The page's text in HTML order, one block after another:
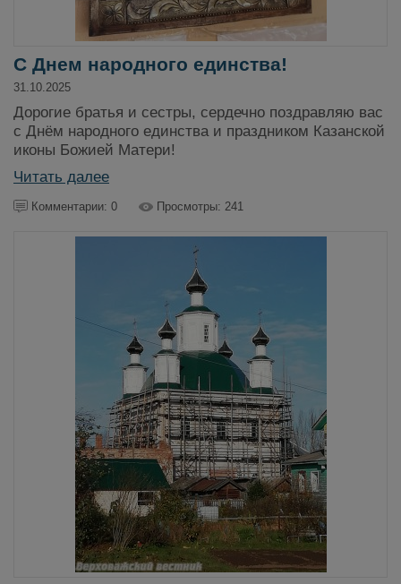
С Днем народного единства!
31.10.2025
Дорогие братья и сестры, сердечно поздравляю вас
с Днём народного единства и праздником Казанской
иконы Божией Матери!
Читать далее
Комментарии: 0 Просмотры: 241